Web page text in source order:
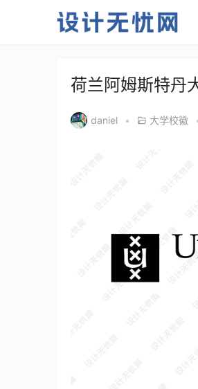
荷兰阿姆斯特丹
daniel • 大学校徽